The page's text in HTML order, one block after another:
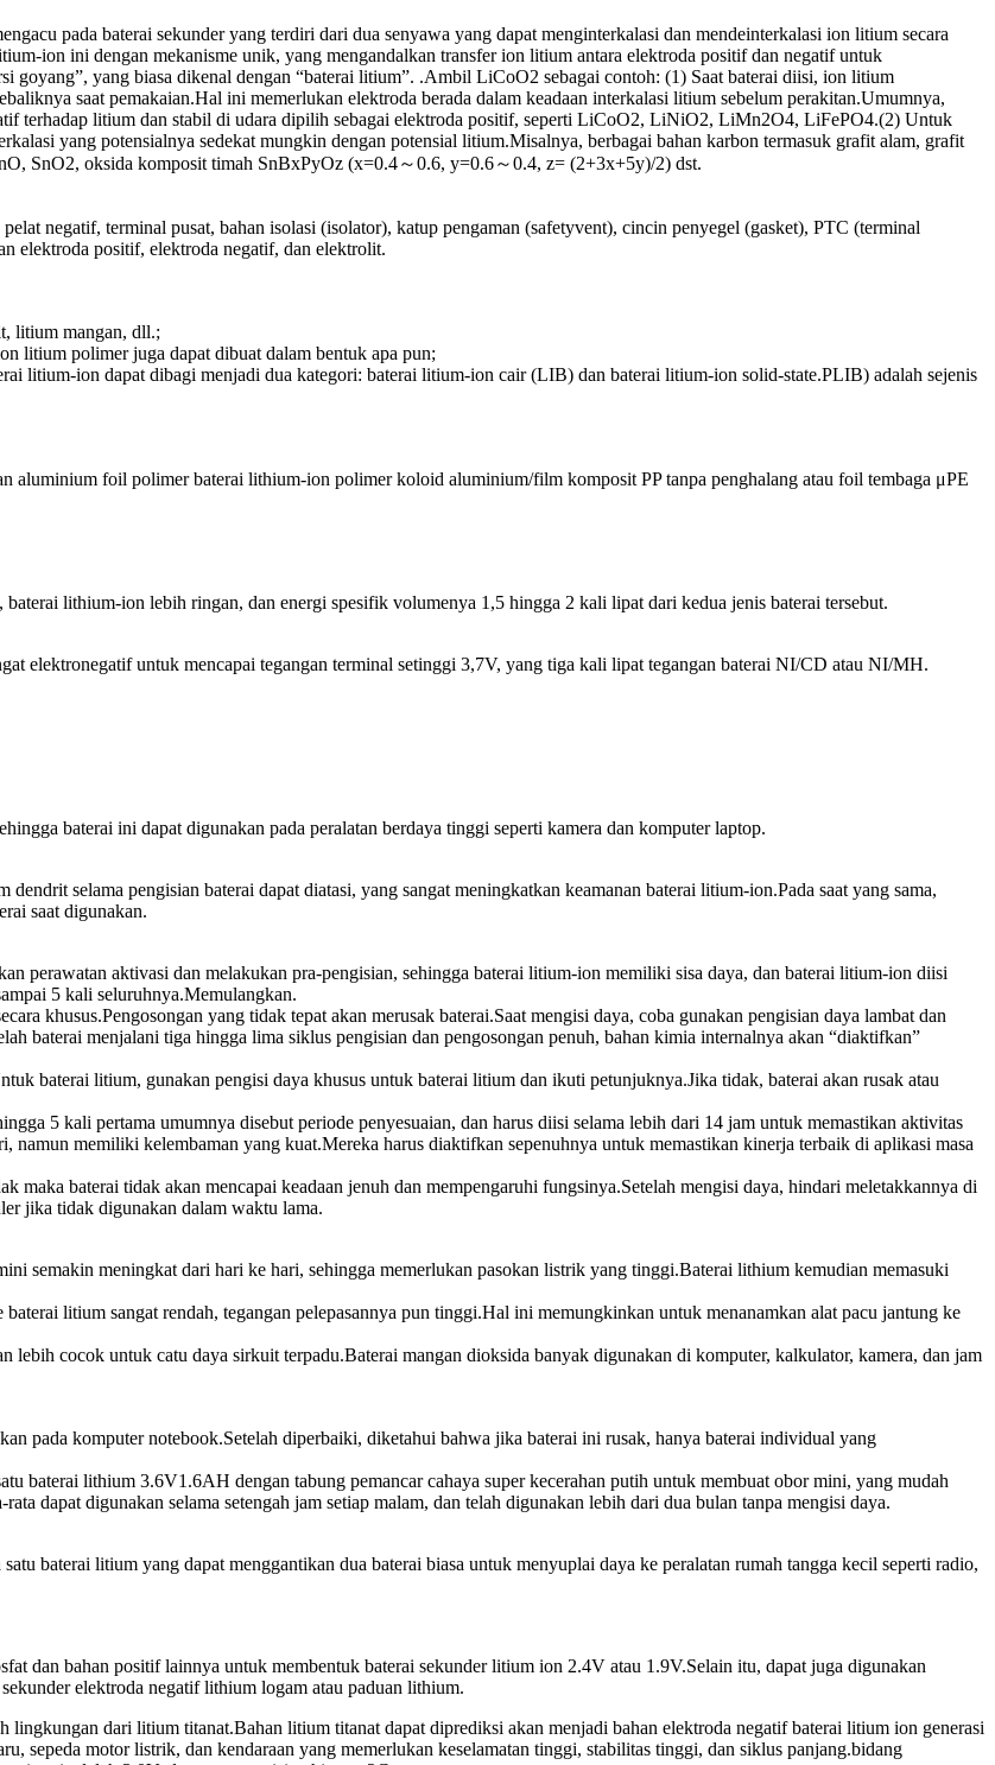
pada baterai sekunder yang terdiri dari dua senyawa yang dapat menginterkalasi dan mendeinterkalasi ion litium secara
ion ini dengan mekanisme unik, yang mengandalkan transfer ion litium antara elektroda positif dan negatif untuk
goyang”, yang biasa dikenal dengan “baterai litium”. .Ambil LiCoO2 sebagai contoh: (1) Saat baterai diisi, ion litium
saat pemakaian.Hal ini memerlukan elektroda berada dalam keadaan interkalasi litium sebelum perakitan.Umumnya,
terhadap litium dan stabil di udara dipilih sebagai elektroda positif, seperti LiCoO2, LiNiO2, LiMn2O4, LiFePO4.(2) Untuk
yang potensialnya sedekat mungkin dengan potensial litium.Misalnya, berbagai bahan karbon termasuk grafit alam, grafit
SnO2, oksida komposit timah SnBxPyOz (x=0.4～0.6, y=0.6～0.4, z= (2+3x+5y)/2) dst.
negatif, terminal pusat, bahan isolasi (isolator), katup pengaman (safetyvent), cincin penyegel (gasket), PTC (terminal
elektroda positif, elektroda negatif, dan elektrolit.
litium mangan, dll.;
litium polimer juga dapat dibuat dalam bentuk apa pun;
litium-ion dapat dibagi menjadi dua kategori: baterai litium-ion cair (LIB) dan baterai litium-ion solid-state.PLIB) adalah sejenis
aluminium foil polimer baterai lithium-ion polimer koloid aluminium/film komposit PP tanpa penghalang atau foil tembaga μPE
lithium-ion lebih ringan, dan energi spesifik volumenya 1,5 hingga 2 kali lipat dari kedua jenis baterai tersebut.
elektronegatif untuk mencapai tegangan terminal setinggi 3,7V, yang tiga kali lipat tegangan baterai NI/CD atau NI/MH.
baterai ini dapat digunakan pada peralatan berdaya tinggi seperti kamera dan komputer laptop.
selama pengisian baterai dapat diatasi, yang sangat meningkatkan keamanan baterai litium-ion.Pada saat yang sama,
saat digunakan.
perawatan aktivasi dan melakukan pra-pengisian, sehingga baterai litium-ion memiliki sisa daya, dan baterai litium-ion diisi
5 kali seluruhnya.Memulangkan.
khusus.Pengosongan yang tidak tepat akan merusak baterai.Saat mengisi daya, coba gunakan pengisian daya lambat dan
baterai menjalani tiga hingga lima siklus pengisian dan pengosongan penuh, bahan kimia internalnya akan “diaktifkan”
baterai litium, gunakan pengisi daya khusus untuk baterai litium dan ikuti petunjuknya.Jika tidak, baterai akan rusak atau
5 kali pertama umumnya disebut periode penyesuaian, dan harus diisi selama lebih dari 14 jam untuk memastikan aktivitas
memiliki kelembaman yang kuat.Mereka harus diaktifkan sepenuhnya untuk memastikan kinerja terbaik di aplikasi masa
baterai tidak akan mencapai keadaan jenuh dan mempengaruhi fungsinya.Setelah mengisi daya, hindari meletakkannya di
jika tidak digunakan dalam waktu lama.
semakin meningkat dari hari ke hari, sehingga memerlukan pasokan listrik yang tinggi.Baterai lithium kemudian memasuki
litium sangat rendah, tegangan pelepasannya pun tinggi.Hal ini memungkinkan untuk menanamkan alat pacu jantung ke
cocok untuk catu daya sirkuit terpadu.Baterai mangan dioksida banyak digunakan di komputer, kalkulator, kamera, dan jam
pada komputer notebook.Setelah diperbaiki, diketahui bahwa jika baterai ini rusak, hanya baterai individual yang
baterai lithium 3.6V1.6AH dengan tabung pemancar cahaya super kecerahan putih untuk membuat obor mini, yang mudah
dapat digunakan selama setengah jam setiap malam, dan telah digunakan lebih dari dua bulan tanpa mengisi daya.
baterai litium yang dapat menggantikan dua baterai biasa untuk menyuplai daya ke peralatan rumah tangga kecil seperti radio,
dan bahan positif lainnya untuk membentuk baterai sekunder litium ion 2.4V atau 1.9V.Selain itu, dapat juga digunakan
elektroda negatif lithium logam atau paduan lithium.
dari litium titanat.Bahan litium titanat dapat diprediksi akan menjadi bahan elektroda negatif baterai litium ion generasi
sepeda motor listrik, dan kendaraan yang memerlukan keselamatan tinggi, stabilitas tinggi, dan siklus panjang.bidang